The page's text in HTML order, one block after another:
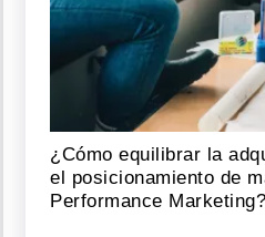
¿Cómo equilibrar la
el posicionamiento de
Performance Marketing?